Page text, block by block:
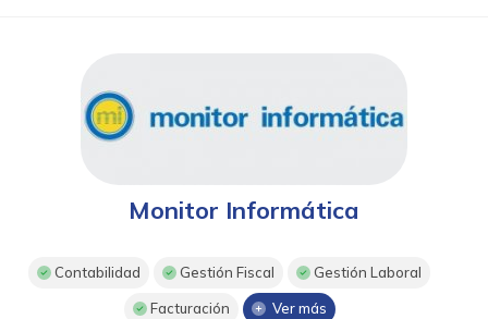
Monitor Informática
Contabilidad Gestión Fiscal Gestión Laboral
Facturación Ver más